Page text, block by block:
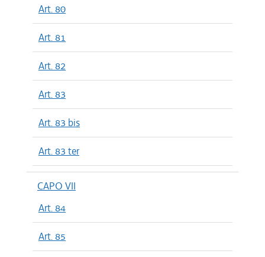
Art. 80
Art. 81
Art. 82
Art. 83
Art. 83 bis
Art. 83 ter
CAPO VII
Art. 84
Art. 85